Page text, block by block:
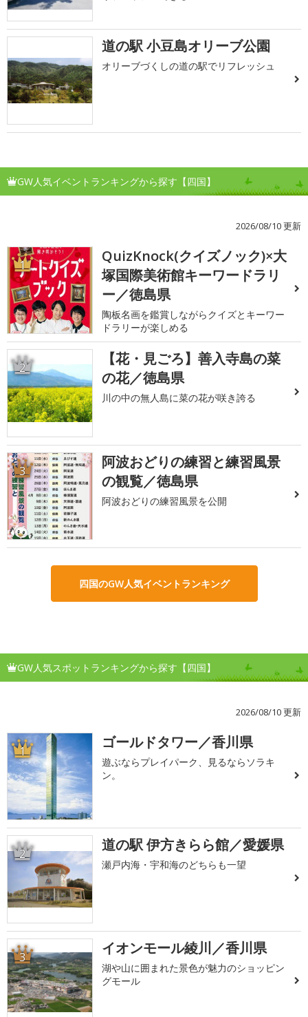
道の駅 小豆島オリーブ公園
オリーブづくしの道の駅でリフレッシュ
GW人気イベントランキングから探す【四国】
2026/08/10 更新
1
QuizKnock(クイズノック)×大
塚国際美術館キーワードラリ
ー／徳島県
陶板名画を鑑賞しながらクイズとキーワー
ドラリーが楽しめる
2
【花・見ごろ】善入寺島の菜
の花／徳島県
川の中の無人島に菜の花が咲き誇る
3
阿波おどりの練習と練習風景
の観覧／徳島県
阿波おどりの練習風景を公開
四国のGW人気イベントランキング
GW人気スポットランキングから探す【四国】
2026/08/10 更新
1 ゴールドタワー／香川県
遊ぶならプレイパーク、見るならソラキ
ン。
2 道の駅 伊方きらら館／愛媛県
瀬戸内海・宇和海のどちらも一望
3 イオンモール綾川／香川県
湖や山に囲まれた景色が魅力のショッピン
グモール